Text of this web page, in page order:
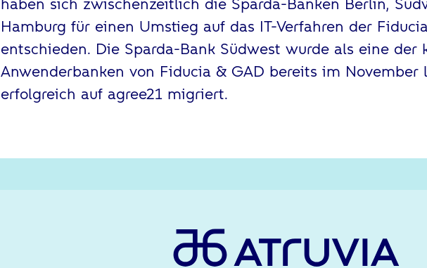
Hamburg für einen Umstieg auf das IT-Verfahren der
entschieden. Die Sparda-Bank Südwest wurde als eine der
Anwenderbanken von Fiducia & GAD bereits im November
erfolgreich auf agree21 migriert.